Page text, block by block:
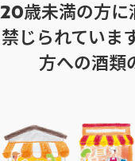
20歳未満の方に
禁じられていま
方への酒類